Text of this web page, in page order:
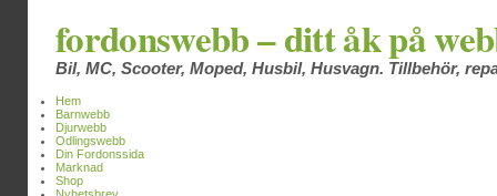
fordonswebb – ditt åk på
Bil, MC, Scooter, Moped, Husbil, Husvagn. Tillbehör,
Hem
Barnwebb
Djurwebb
Odlingswebb
Din Fordonssida
Marknad
Shop